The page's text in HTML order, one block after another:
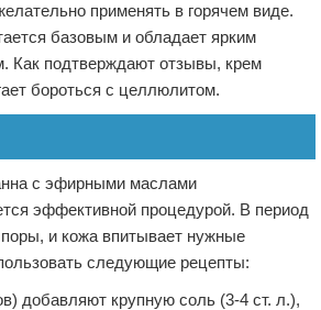
применять в горячем виде.
базовым и обладает ярким
Как подтверждают отзывы, крем
бороться с целлюлитом.
с эфирными маслами
эффективной процедурой. В период
и кожа впитывает нужные
следующие рецепты:
добавляют крупную соль (3-4 ст. л.),